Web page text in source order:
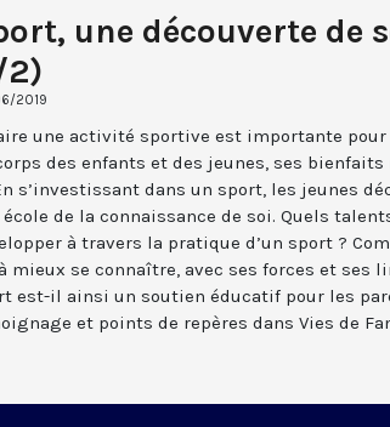
une découverte de
2)
2019
une activité sportive est importante
des enfants et des jeunes, ses bienfaits
s’investissant dans un sport, les jeunes
école de la connaissance de soi. Quels
à travers la pratique d’un sport ?
mieux se connaître, avec ses forces et ses
est-il ainsi un soutien éducatif pour les
et points de repères dans Vies de